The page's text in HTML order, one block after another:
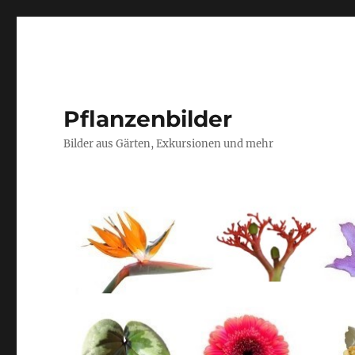
Pflanzenbilder
Bilder aus Gärten, Exkursionen und mehr